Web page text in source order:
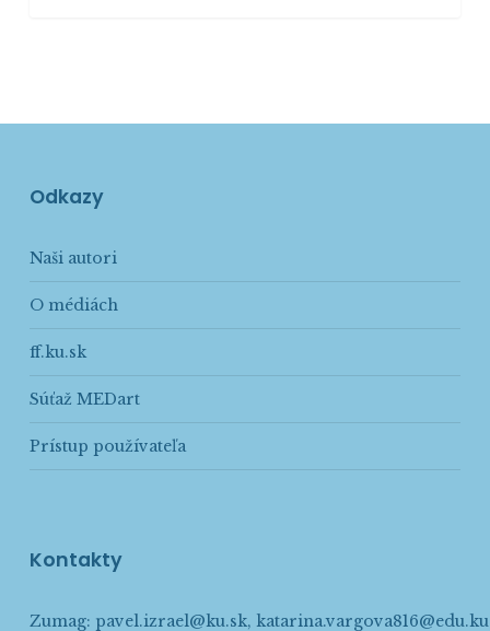
Odkazy
Naši autori
O médiách
ff.ku.sk
Súťaž MEDart
Prístup používateľa
Kontakty
Zumag: pavel.izrael@ku.sk,